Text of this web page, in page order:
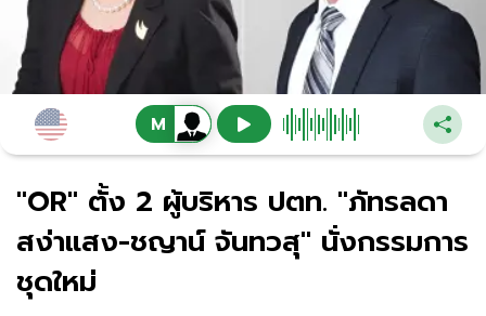
"OR" ตั้ง 2 ผู้บริหาร ปตท. "ภัทรลดา
สง่าแสง-ชญาน์ จันทวสุ" นั่งกรรมการ
ชุดใหม่